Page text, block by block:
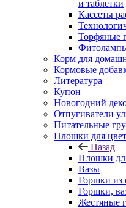
и таблетки
Кассеты
Торфяные
Корм для
Кормовые
Литература
Купон
Новогодний
Отпугиватели
Питательные
Плошки для
Назад
Плошки
Вазы
Горшки из
Горшки,
Жестяные